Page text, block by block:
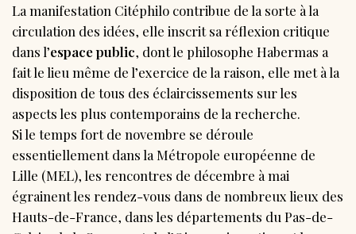
La manifestation Citéphilo contribue de la sorte à la
circulation des idées, elle inscrit sa réflexion critique
dans l’espace public, dont le philosophe Habermas a
fait le lieu même de l’exercice de la raison, elle met à la
disposition de tous des éclaircissements sur les
aspects les plus contemporains de la recherche.
Si le temps fort de novembre se déroule
essentiellement dans la Métropole européenne de
Lille (MEL), les rencontres de décembre à mai
égrainent les rendez-vous dans de nombreux lieux des
Hauts-de-France, dans les départements du Pas-de-